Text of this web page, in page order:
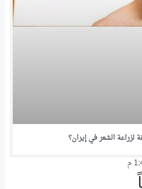
الشعر في إيران؟